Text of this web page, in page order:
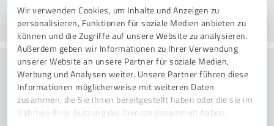
Wir verwenden Cookies, um Inhalte und Anzeigen zu
personalisieren, Funktionen für soziale Medien anbieten zu
können und die Zugriffe auf unsere Website zu analysieren.
Außerdem geben wir Informationen zu Ihrer Verwendung
unserer Website an unsere Partner für soziale Medien,
Werbung und Analysen weiter. Unsere Partner führen diese
Informationen möglicherweise mit weiteren Daten
zusammen, die Sie ihnen bereitgestellt haben oder die sie im
Rahmen Ihrer Nutzung der Dienste gesammelt haben.
Konsultatsioon